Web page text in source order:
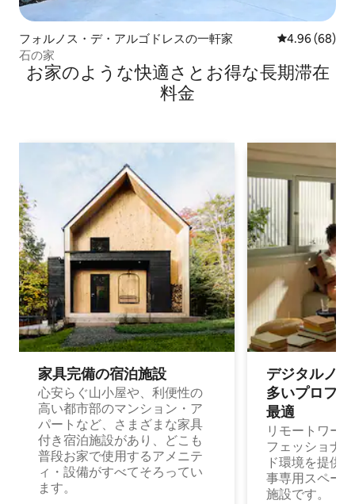
フォルノス・デ・アルゴドレスの一軒家 レビュー68件
4.96 (68)
石の家
お家のような快⁠適⁠さ⁠とお⁠得⁠な長⁠期⁠滞⁠在
料⁠金
家具完備の宿⁠泊⁠施⁠設
心安らぐ山小屋や、利便性の
高い都市部のマンション・ア
パートなど、さまざまな家具
付き宿泊施設があり、どこも
普段お家で使用するアメニテ
ィ・設備がすべてそろってい
ます。
デジタルノ
多⁠いプ⁠ロ⁠フ⁠
最⁠適
リモートワー
フェッショナ
ド環境を提供
事専用スペー
施設です。